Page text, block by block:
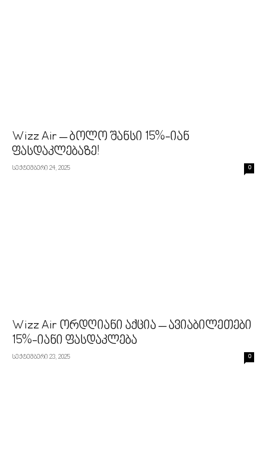
Wizz Air – ბოლო შანსი 15%-იან
ფასდაკლებაზე!
სექტემბერი 24, 2025 0
Wizz Air ორდღიანი აქცია – ავიაბილეთები
15%-იანი ფასდაკლება
სექტემბერი 23, 2025 0